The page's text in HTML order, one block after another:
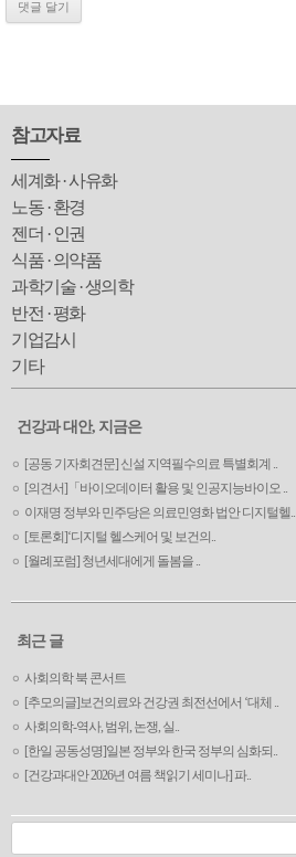
참고자료
세계화 · 사유화
노동 · 환경
젠더 · 인권
식품 · 의약품
과학기술 · 생의학
반전 · 평화
기업감시
기타
건강과 대안, 지금은
[공동 기자회견문] 신설 지역필수의료 특별회계 ..
[의견서]「바이오데이터 활용 및 인공지능바이오 ..
이재명 정부와 민주당은 의료민영화 법안 디지털헬..
[토론회]‘디지털 헬스케어 및 보건의..
[월례포럼] 청년세대에게 돌봄을 ..
최근 글
사회의학 북 콘서트
[추모의글]보건의료와 건강권 최전선에서 ‘대체 ..
사회의학-역사, 범위, 논쟁, 실..
[한일 공동성명]일본 정부와 한국 정부의 심화되..
[건강과대안 2026년 여름 책읽기 세미나] 파..
검색: